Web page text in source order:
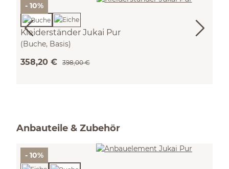
- 10%
Kleiderständer Jukai Pur
(Buche, Basis)
358,20 € 398,00 €
Anbauteile & Zubehör
- 10%